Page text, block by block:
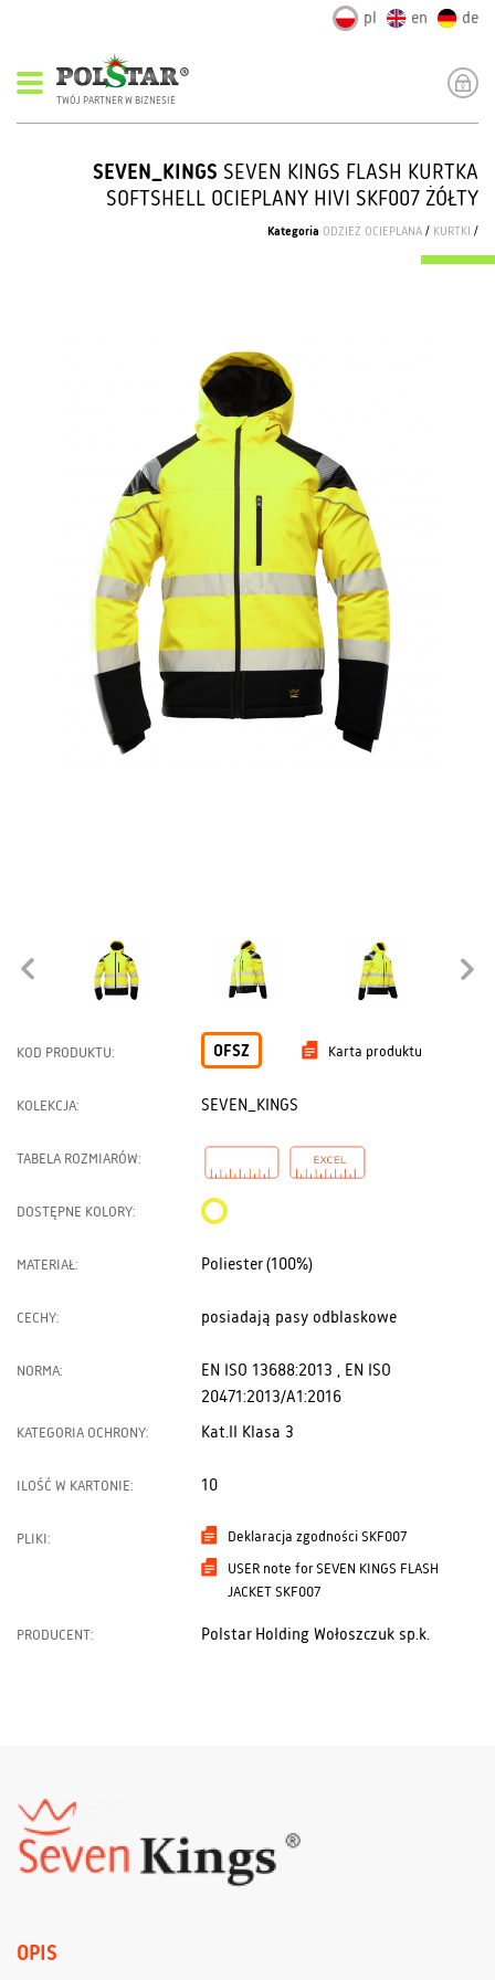
pl en de
TWÓJ PARTNER W BIZNESIE
SEVEN_KINGS SEVEN KINGS FLASH KURTKA
SOFTSHELL OCIEPLANY HIVI SKF007 ŻÓŁTY
Kategoria ODZIEŻ OCIEPLANA / KURTKI /
KOD PRODUKTU: OFSZ Karta produktu
KOLEKCJA: SEVEN_KINGS
TABELA ROZMIARÓW:
DOSTĘPNE KOLORY:
MATERIAŁ: Poliester (100%)
CECHY: posiadają pasy odblaskowe
NORMA:
EN ISO 13688:2013 , EN ISO
20471:2013/A1:2016
KATEGORIA OCHRONY: Kat.II Klasa 3
ILOŚĆ W KARTONIE: 10
PLIKI: Deklaracja zgodności SKF007
USER note for SEVEN KINGS FLASH
JACKET SKF007
PRODUCENT: Polstar Holding Wołoszczuk sp.k.
OPIS